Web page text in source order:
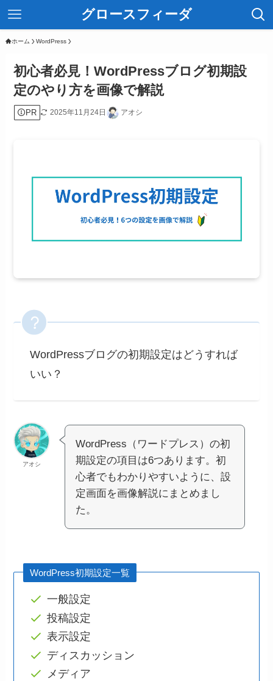
グロースフィーダ
ホーム WordPress
初心者必見！WordPressブログ初期設
定のやり方を画像で解説
PR 2025年11月24日 アオシ
WordPressブログの初期設定はどうすれば
いい？
アオシ
WordPress（ワードプレス）の初
期設定の項目は6つあります。初
心者でもわかりやすいように、設
定画面を画像解説にまとめまし
た。
WordPress初期設定一覧
一般設定
投稿設定
表示設定
ディスカッション
メディア